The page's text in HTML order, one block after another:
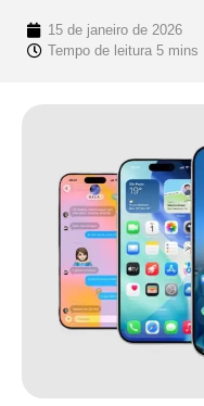
15 de janeiro de 2026